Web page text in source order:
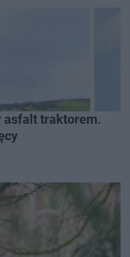
asfalt traktorem.